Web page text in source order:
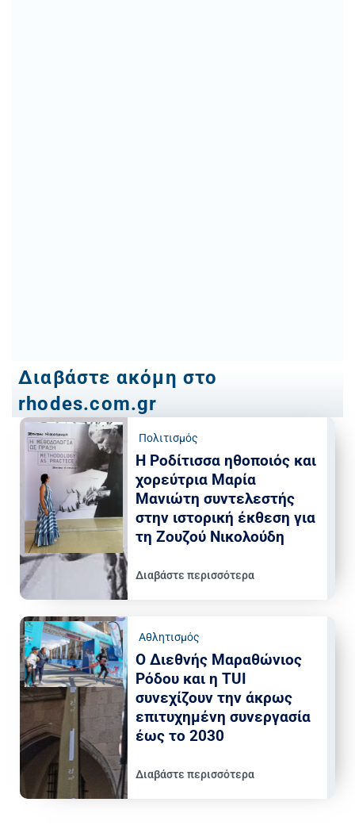
Διαβάστε ακόμη στο
rhodes.com.gr
Πολιτισμός
Η Ροδίτισσα ηθοποιός και
χορεύτρια Μαρία
Μανιώτη συντελεστής
στην ιστορική έκθεση για
τη Ζουζού Νικολούδη
Διαβάστε περισσότερα
Αθλητισμός
Ο Διεθνής Μαραθώνιος
Ρόδου και η TUI
συνεχίζουν την άκρως
επιτυχημένη συνεργασία
έως το 2030
Διαβάστε περισσότερα